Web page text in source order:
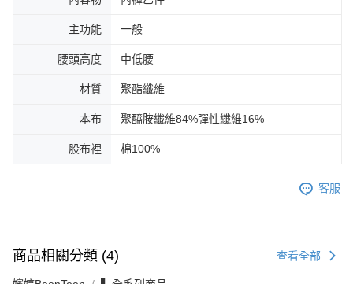
主功能 一般
腰頭高度 中低腰
材質 聚酯纖維
本布 聚醯胺纖維84%彈性纖維16%
股布裡 棉100%
客服
商品相關分類 (4) 查看全部